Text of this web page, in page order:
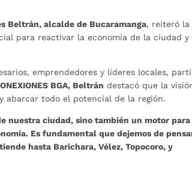
Beltrán, alcalde de Bucaramanga, reiteró la
para reactivar la economía de la ciudad y
emprendedores y líderes locales,
BGA, Beltrán destacó que la
abarcar todo el potencial de la región.
nuestra ciudad, sino también un motor
Es fundamental que dejemos de
hasta Barichara, Vélez, Topocoro, y